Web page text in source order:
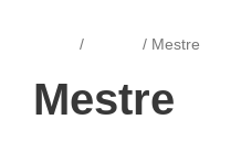
/ / Mestre
Mestre